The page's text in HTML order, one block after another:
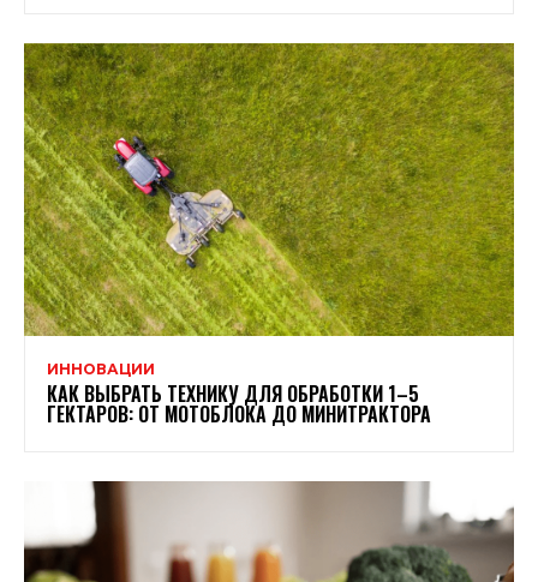
ИННОВАЦИИ
КАК ВЫБРАТЬ ТЕХНИКУ ДЛЯ ОБРАБОТКИ 1–5
ГЕКТАРОВ: ОТ МОТОБЛОКА ДО МИНИТРАКТОРА